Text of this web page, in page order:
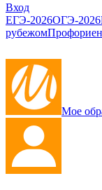
Вход
ЕГЭ-2026ОГЭ-2026
рубежом
Мое